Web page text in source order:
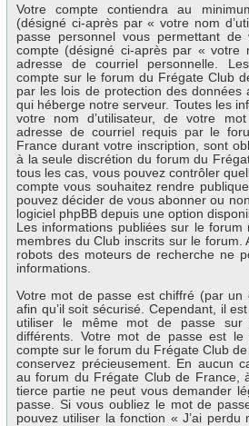
Votre compte contiendra au
(désigné ci-après par « votre nom
passe personnel vous permettant
compte (désigné ci-après par «
adresse de courriel personnelle.
compte sur le forum du Frégate Club
par les lois de protection des données
qui héberge notre serveur. Toutes les
votre nom d’utilisateur, de votre
adresse de courriel requis par le
France durant votre inscription, sont
à la seule discrétion du forum du
tous les cas, vous pouvez contrôler
compte vous souhaitez rendre
pouvez décider de vous abonner ou
logiciel phpBB depuis une option
Les informations publiées sur le
membres du Club inscrits sur le forum.
robots des moteurs de recherche ne
informations.
Votre mot de passe est chiffré (par un
afin qu’il soit sécurisé. Cependant, il
utiliser le même mot de passe sur
différents. Votre mot de passe est le
compte sur le forum du Frégate Club
conservez précieusement. En aucun
au forum du Frégate Club de France,
tierce partie ne peut vous demander
passe. Si vous oubliez le mot de
pouvez utiliser la fonction « J’ai